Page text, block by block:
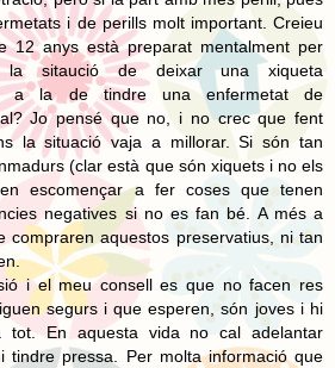
i de perills molt important. Creieu
12 anys està preparat mentalment per
la sitaució de deixar una xiqueta
a la de tindre una enfermetat de
Jo pensé que no, i no crec que fent
la situació vaja a millorar. Si són tan
(clar està que són xiquets i no els
escomençar a fer coses que tenen
negatives si no es fan bé. A més a
compraren aquestos preservatius, ni tan
i el meu consell es que no facen res
segurs i que esperen, són joves i hi
En aquesta vida no cal adelantar
tindre pressa. Per molta informació que